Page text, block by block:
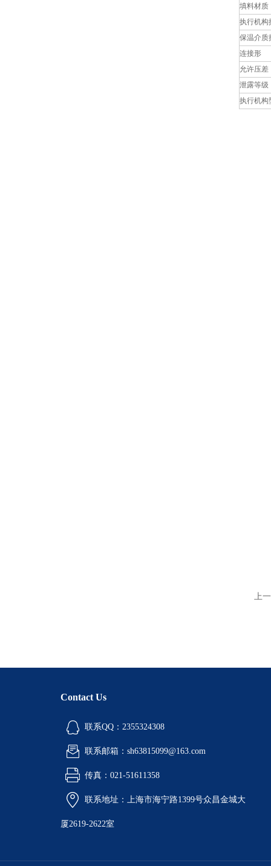
填料材质
执行机构
保温介质
连接形
允许压差
泄露等级
执行机构
上
Contact Us
联系QQ：2355324308
联系邮箱：sh63815099@163.com
传真：021-51611358
联系地址：上海市海宁路1399号众昌金城大
厦2619-2622室